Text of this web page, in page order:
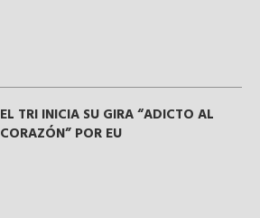
EL TRI INICIA SU GIRA “ADICTO AL
CORAZÓN” POR EU